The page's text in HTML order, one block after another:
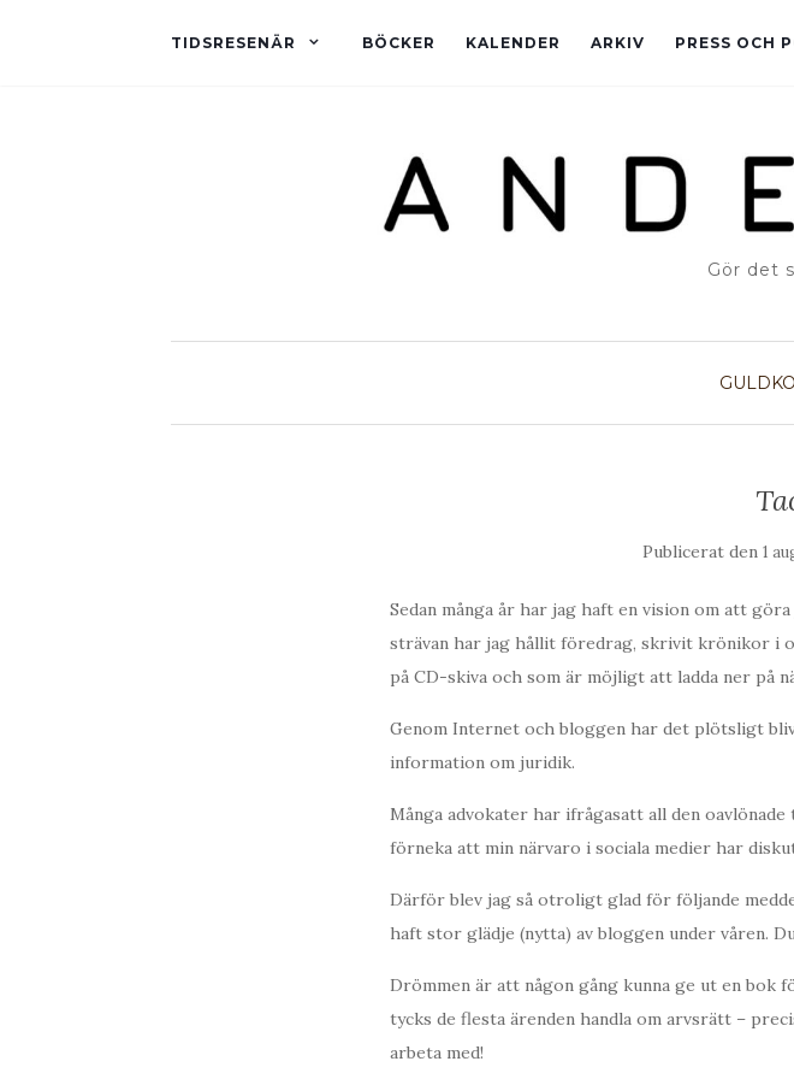
TIDSRESENÄR BÖCKER KALENDER ARKIV PRESS OCH
Gör det
Publicerat den 1
Sedan många år har jag haft en vision om att
strävan har jag hållit föredrag, skrivit krönikor i
på CD-skiva och som är möjligt att ladda ner på
Genom Internet och bloggen har det plötsligt
information om juridik.
Många advokater har ifrågasatt all den
förneka att min närvaro i sociala medier har
Därför blev jag så otroligt glad för följande
haft stor glädje (nytta) av bloggen under våren.
Drömmen är att någon gång kunna ge ut en bok
tycks de flesta ärenden handla om arvsrätt –
arbeta med!